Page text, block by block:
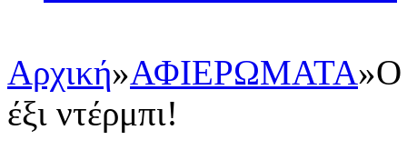
Αρχική»ΑΦΙΕΡΩΜΑΤΑ»Ο
έξι ντέρμπι!